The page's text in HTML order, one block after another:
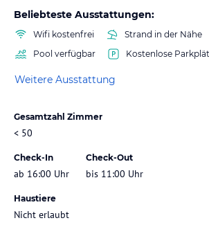
Beliebteste Ausstattungen:
Wifi kostenfrei
Strand in der Nähe
Pool verfügbar
Kostenlose
Weitere Ausstattung
Gesamtzahl Zimmer
< 50
Check-In
ab 16:00 Uhr
Check-Out
bis 11:00 Uhr
Haustiere
Nicht erlaubt